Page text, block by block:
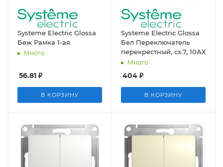
Systeme Electric Glossa
Беж Рамка 1-ая
Много
56.81 ₽
В КОРЗИНУ
Systeme Electric Glossa
Бел Переключатель
перекрестный, сх.7, 10АХ
Много
404 ₽
В КОРЗИНУ